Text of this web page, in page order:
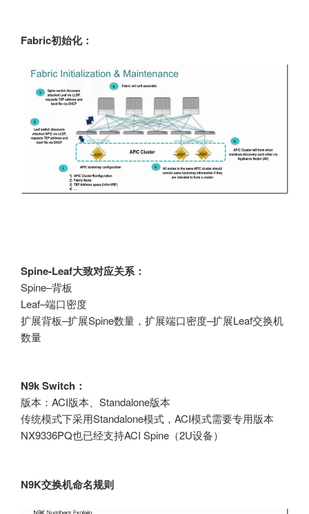
Fabric初始化：
Spine-Leaf大致对应关系：
Spine–背板
Leaf–端口密度
扩展背板–扩展Spine数量，扩展端口密度–扩展Leaf交换机
数量
N9k Switch：
版本：ACI版本、Standalone版本
传统模式下采用Standalone模式，ACI模式需要专用版本
NX9336PQ也已经支持ACI Spine（2U设备）
N9K交换机命名规则